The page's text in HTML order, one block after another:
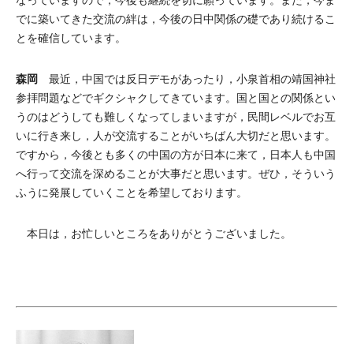
でに築いてきた交流の絆は，今後の日中関係の礎であり続けるこ
とを確信しています。
森岡 最近，中国では反日デモがあったり，小泉首相の靖国神社
参拝問題などでギクシャクしてきています。国と国との関係とい
うのはどうしても難しくなってしまいますが，民間レベルでお互
いに行き来し，人が交流することがいちばん大切だと思います。
ですから，今後とも多くの中国の方が日本に来て，日本人も中国
へ行って交流を深めることが大事だと思います。ぜひ，そういう
ふうに発展していくことを希望しております。
本日は，お忙しいところをありがとうございました。